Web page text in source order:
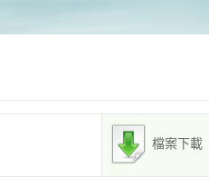
檔案下載